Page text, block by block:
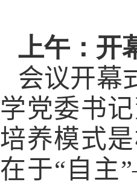
上午：开
会议开幕
学党委书
培养模式
在于“自主